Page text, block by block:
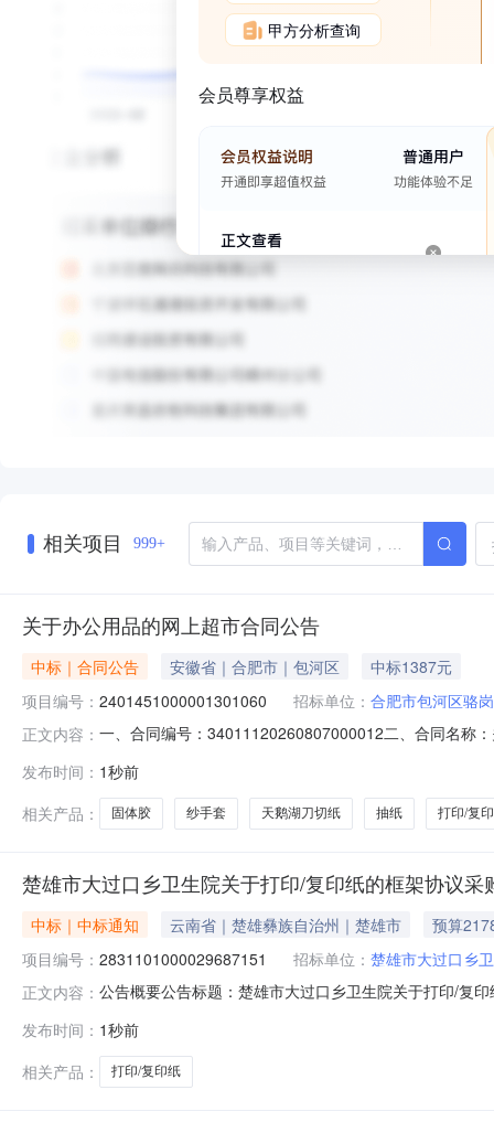
甲方分析查询
会员尊享权益
相关项目 999+
关于办公用品的网上超市合同公告
中标｜合同公告 安徽省｜合肥市｜包河区
中标1387元
项目编号： 2401451000001301060 招标单位： 合肥市包河区骆
正文内容： 一、合同编号：34011120260807000012二、合同名称
奥百货商行（个体工商户）地址：安徽省合肥市包河区
发布时间： 1秒前
相关产品：
固体胶 纱手套 天鹅湖刀切纸 抽纸 打印/复
楚雄市大过口乡卫生院关于打印/复印纸的框架协议采
中标｜中标通知 云南省｜楚雄彝族自治州｜楚雄市
预算
项目编号： 2831101000029687151 招标单位： 楚雄市大过口乡
正文内容： 公告概要公告标题：楚雄市大过口乡卫生院关于打印/复
框架协议采购项目项目编号：2831101000029687151
发布时间： 1秒前
相关产品：
打印/复印纸